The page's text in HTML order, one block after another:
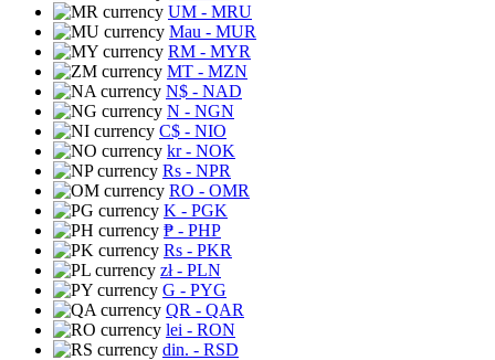
UM - MRU
Mau - MUR
RM - MYR
MT - MZN
N$ - NAD
N - NGN
C$ - NIO
kr- NOK
Rs - NPR
RO - OMR
K - PGK
₱ - PHP
Rs - PKR
zł- PLN
G - PYG
QR - QAR
lei - RON
din. - RSD